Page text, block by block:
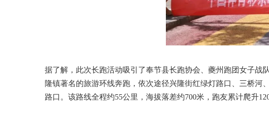
据了解，此次长跑活动吸引了奉节县长跑协会、夔州跑团女子
隆镇著名的旅游环线奔跑，依次途径兴隆街红绿灯路口、三桥
路口。该路线全程约55公里，海拔落差约700米，跑友累计爬升